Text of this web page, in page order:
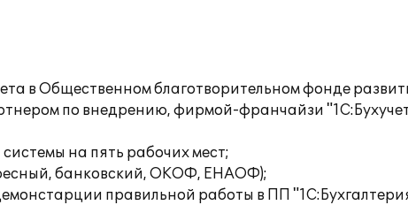
в Общественном благотворительном фонде
по внедрению, фирмой-франчайзи
на пять рабочих мест;
банковский, ОКОФ, ЕНАОФ);
правильной работы в ПП